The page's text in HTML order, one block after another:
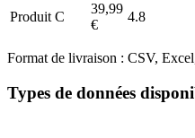
Produit C
39,99
€
4.8
Format de livraison : CSV,
Types de données